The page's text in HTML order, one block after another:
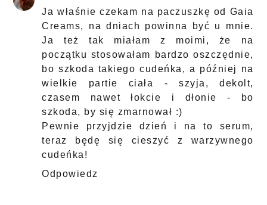
Ja właśnie czekam na paczuszkę od Gaia
Creams, na dniach powinna być u mnie.
Ja też tak miałam z moimi, że na
początku stosowałam bardzo oszczędnie,
bo szkoda takiego cudeńka, a później na
wielkie partie ciała - szyja, dekolt,
czasem nawet łokcie i dłonie - bo
szkoda, by się zmarnował :)
Pewnie przyjdzie dzień i na to serum,
teraz będę się cieszyć z warzywnego
cudeńka!
Odpowiedz